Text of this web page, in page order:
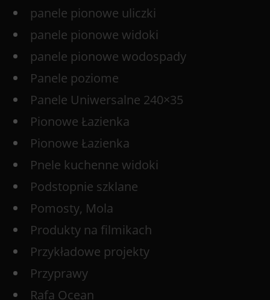
panele pionowe uliczki
panele pionowe widoki
panele pionowe wodospady
Panele poziome
Panele Uniwersalne 240×35
Pionowe Łazienka
Pionowe Łazienka
Pnele kuchenne widoki
Podstopnie szklane
Pomosty, Mola
Produkty na filmikach
Przykładowe projekty
Przyprawy
Rafa Ocean